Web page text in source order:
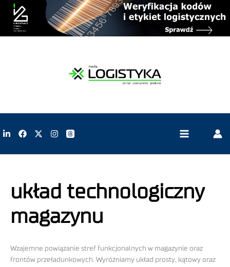
układ technologiczny
magazynu
Wzajemne powiązanie stref funkcjonalnych w magazynie oraz
frontów przeładunkowych. Wyróżniamy układ prosty, kątowy oraz